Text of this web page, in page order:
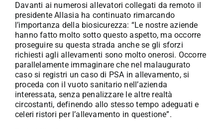
Davanti ai numerosi allevatori collegati da remoto il
presidente Allasia ha continuato rimarcando
l’importanza della biosicurezza: “Le nostre aziende
hanno fatto molto sotto questo aspetto, ma occorre
proseguire su questa strada anche se gli sforzi
richiesti agli allevamenti sono molto onerosi. Occorre
parallelamente immaginare che nel malaugurato
caso si registri un caso di PSA in allevamento, si
proceda con il vuoto sanitario nell’azienda
interessata, senza penalizzare le altre realtà
circostanti, definendo allo stesso tempo adeguati e
celeri ristori per l’allevamento in questione”.